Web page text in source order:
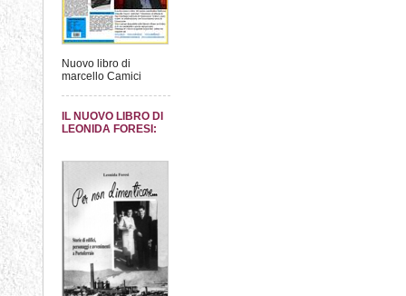
Nuovo libro di
marcello Camici
IL NUOVO LIBRO DI
LEONIDA FORESI: